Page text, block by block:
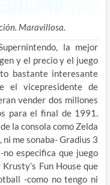
Maravillosa.
la mejor
y el precio y el juego
bastante interesante
el vicepresidente de
vender dos millones
para el final de 1991.
la consola como Zelda
ni me sonaba- Gradius 3
especifica que juego
Fun House que
-como no tengo ni